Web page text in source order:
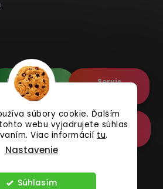
súbory cookie. Ďalším
webu vyjadrujete súhlas
Viac informácií tu.
Nastavenie
Súhlasím
Renovované
Apple's
Servis
Doplnkové
Príslušenstvo
Online
Reklamácia
iguru.sk. Všetky práva vyhradené.